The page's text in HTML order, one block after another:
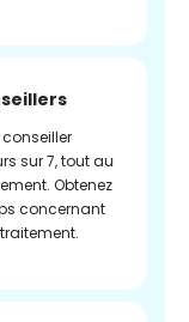
sur 7, tout au
Obtenez
concernant